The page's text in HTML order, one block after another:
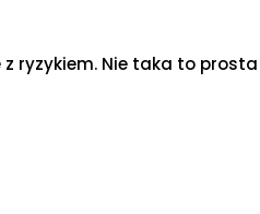
ryzykiem. Nie taka to